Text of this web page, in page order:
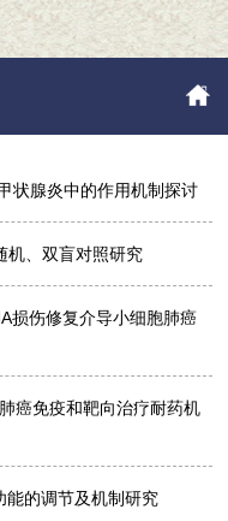
状腺炎中的作用机制探讨
机、双盲对照研究
损伤修复介导小细胞肺癌
癌免疫和靶向治疗耐药机
能的调节及机制研究